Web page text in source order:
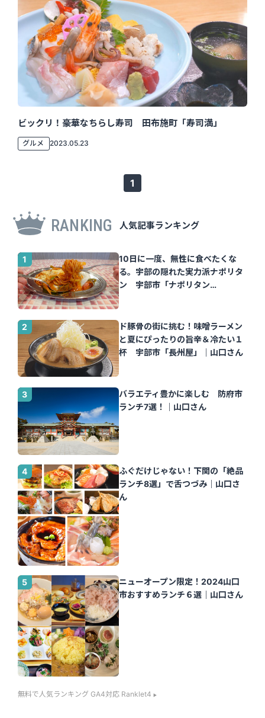
ビックリ！豪華なちらし寿司 田布施町「寿司満」
グルメ 2023.05.23
1
RANKING 人気記事ランキング
10日に一度、無性に食べたくな
る。宇部の隠れた実力派ナポリタ
ン 宇部市「ナポリタン
ド豚骨の街に挑む！味噌ラーメン
と夏にぴったりの旨辛＆冷たい１
杯 宇部市「長州屋」｜山口さん
バラエティ豊かに楽しむ 防府市
ランチ7選！｜山口さん
ふぐだけじゃない！下関の「絶品
ランチ8選」で舌つづみ｜山口さ
ん
ニューオープン限定！2024山口
市おすすめランチ６選｜山口さん
無料で人気ランキング GA4対応 Ranklet4